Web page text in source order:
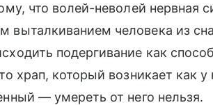
что волей-неволей нервная
выталкиванием человека из
подергивание как
храп, который возникает как
— умереть от него нельзя.